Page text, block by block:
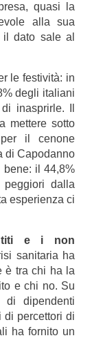
quasi la
alla sua
il dato sale al
le festività: in
degli italiani
inasprirle. Il
mettere sotto
il cenone
di Capodanno
bene: il 44,8%
dalla
esperienza ci
e i non
sanitaria ha
è tra chi ha la
e chi no. Su
dipendenti
di percettori di
ha fornito un